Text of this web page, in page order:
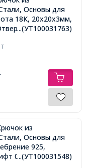
Основы для
18К, 20x20х3мм,
2мм,
...(УТ100031763)
Основы для
925,
0.7мм,
...(УТ100031548)